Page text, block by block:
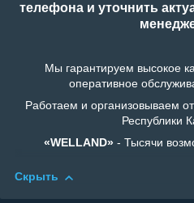
телефона и уточнить
Мы гарантируем высокое
оперативное
Работаем и организовываем
Республики
«WELLAND»- Тысячи
Скрыть